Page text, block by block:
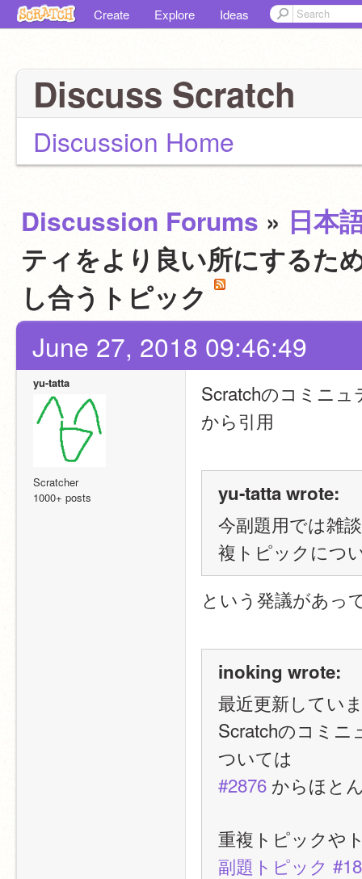
Create Explore Ideas
Discuss Scratch
Discussion Home
Discussion Forums » 日本
ティをより良い所にするた
し合うトピック
June 27, 2018 09:46:49
yu-tatta
Scratcher
1000+ posts
Scratchのコミニ
から引用
yu-tatta wrote:
今副題用では雑
複トピックにつ
という発議があっ
inoking wrote:
最近更新してい
Scratchのコミ
ついては
#2876 からほと
重複トピックや
副題トピック